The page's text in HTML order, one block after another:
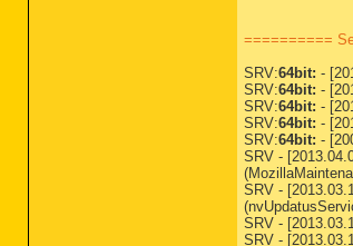
==========
SRV:64bit: -
SRV:64bit: -
SRV:64bit: -
SRV:64bit: -
SRV:64bit: -
SRV -
SRV -
SRV -
SRV -